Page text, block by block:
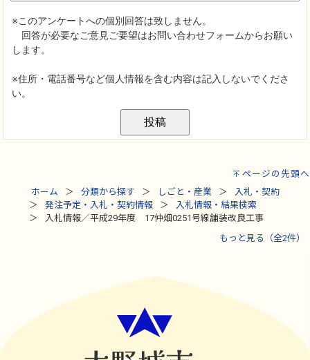
ページの先頭へ
ホーム
分類から探す しごと・産業
入札・契約
発注予定・入札・契約情報
入札情報・結果検索
入札情報／平成29年度 17仲畑0251号線舗装改良工事
もっと見る（全2件）